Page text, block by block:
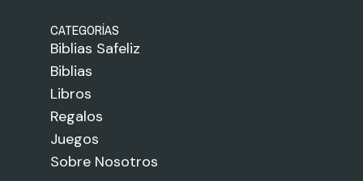
CATEGORÍAS
Biblias Safeliz
Biblias
Libros
Regalos
Juegos
Sobre Nosotros